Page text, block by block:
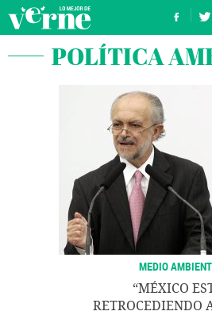
POLÍTICA
MEDIO
“MÉXICO
RETROCEDIENDO